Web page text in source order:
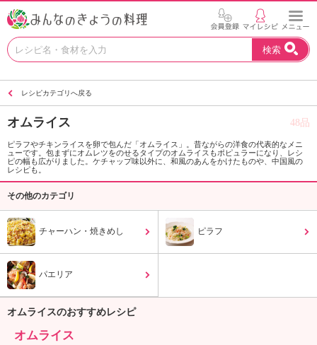
お
い
を
見
け
。
K
検索
レシピカテゴリへ戻る
オムライス 48品
ピラフやチキンライスを卵で包んだ「オムライス」。昔ながらの洋食の代表的なメニ
ューです。包まずにオムレツをのせるタイプのオムライスもポピュラーになり、レシ
ピの幅も広がりました。ケチャップ味以外に、和風のあんをかけたものや、中国風の
レシピも。
その他のカテゴリ
チャーハン・焼きめし ピラフ
パエリア
オムライスのおすすめレシピ
オムライス